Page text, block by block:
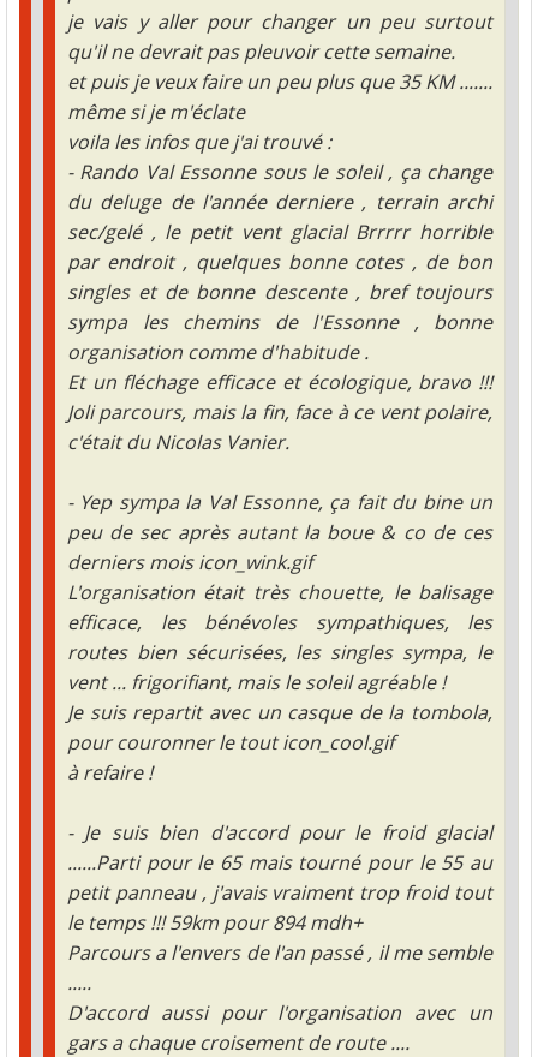
je vais y aller pour changer un peu surtout
qu'il ne devrait pas pleuvoir cette semaine.
et puis je veux faire un peu plus que 35 KM .......
même si je m'éclate
voila les infos que j'ai trouvé :
- Rando Val Essonne sous le soleil , ça change
du deluge de l'année derniere , terrain archi
sec/gelé , le petit vent glacial Brrrrr horrible
par endroit , quelques bonne cotes , de bon
singles et de bonne descente , bref toujours
sympa les chemins de l'Essonne , bonne
organisation comme d'habitude .
Et un fléchage efficace et écologique, bravo !!!
Joli parcours, mais la fin, face à ce vent polaire,
c'était du Nicolas Vanier.
- Yep sympa la Val Essonne, ça fait du bine un
peu de sec après autant la boue & co de ces
derniers mois icon_wink.gif
L'organisation était très chouette, le balisage
efficace, les bénévoles sympathiques, les
routes bien sécurisées, les singles sympa, le
vent ... frigorifiant, mais le soleil agréable !
Je suis repartit avec un casque de la tombola,
pour couronner le tout icon_cool.gif
à refaire !
- Je suis bien d'accord pour le froid glacial
......Parti pour le 65 mais tourné pour le 55 au
petit panneau , j'avais vraiment trop froid tout
le temps !!! 59km pour 894 mdh+
Parcours a l'envers de l'an passé , il me semble
.....
D'accord aussi pour l'organisation avec un
gars a chaque croisement de route ....